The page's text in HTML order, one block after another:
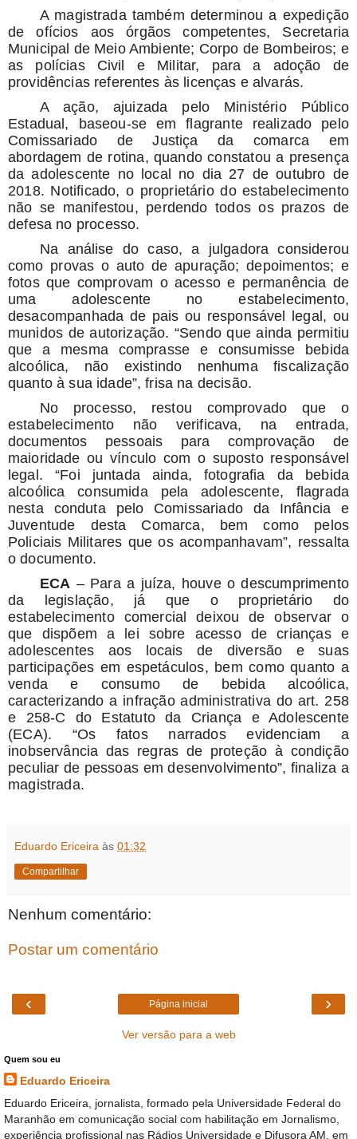
A magistrada também determinou a expedição
de ofícios aos órgãos competentes, Secretaria
Municipal de Meio Ambiente; Corpo de Bombeiros; e
as polícias Civil e Militar, para a adoção de
providências referentes às licenças e alvarás.
A ação, ajuizada pelo Ministério Público
Estadual, baseou-se em flagrante realizado pelo
Comissariado de Justiça da comarca em
abordagem de rotina, quando constatou a presença
da adolescente no local no dia 27 de outubro de
2018. Notificado, o proprietário do estabelecimento
não se manifestou, perdendo todos os prazos de
defesa no processo.
Na análise do caso, a julgadora considerou
como provas o auto de apuração; depoimentos; e
fotos que comprovam o acesso e permanência de
uma adolescente no estabelecimento,
desacompanhada de pais ou responsável legal, ou
munidos de autorização. “Sendo que ainda permitiu
que a mesma comprasse e consumisse bebida
alcoólica, não existindo nenhuma fiscalização
quanto à sua idade”, frisa na decisão.
No processo, restou comprovado que o
estabelecimento não verificava, na entrada,
documentos pessoais para comprovação de
maioridade ou vínculo com o suposto responsável
legal. “Foi juntada ainda, fotografia da bebida
alcoólica consumida pela adolescente, flagrada
nesta conduta pelo Comissariado da Infância e
Juventude desta Comarca, bem como pelos
Policiais Militares que os acompanhavam”, ressalta
o documento.
ECA – Para a juíza, houve o descumprimento
da legislação, já que o proprietário do
estabelecimento comercial deixou de observar o
que dispõem a lei sobre acesso de crianças e
adolescentes aos locais de diversão e suas
participações em espetáculos, bem como quanto a
venda e consumo de bebida alcoólica,
caracterizando a infração administrativa do art. 258
e 258-C do Estatuto da Criança e Adolescente
(ECA). “Os fatos narrados evidenciam a
inobservância das regras de proteção à condição
peculiar de pessoas em desenvolvimento”, finaliza a
magistrada.
Eduardo Ericeira às 01:32
Compartilhar
Nenhum comentário:
Postar um comentário
‹ ›
Página inicial
Ver versão para a web
Quem sou eu
Eduardo Ericeira
Eduardo Ericeira, jornalista, formado pela Universidade Federal do
Maranhão em comunicação social com habilitação em Jornalismo,
experiência profissional nas Rádios Universidade e Difusora AM, em